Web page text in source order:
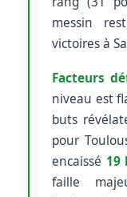
messin
victoires à
Facteurs
niveau est
buts
pour
encaissé 19
faille